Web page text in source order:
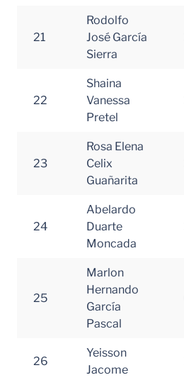
21
Rodolfo
José García
Sierra
22
Shaina
Vanessa
Pretel
23
Rosa Elena
Celix
Guañarita
24
Abelardo
Duarte
Moncada
25
Marlon
Hernando
García
Pascal
26
Yeisson
Jacome